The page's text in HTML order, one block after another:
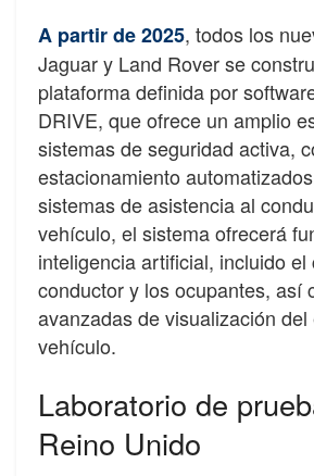
A partir de 2025, todos los
Jaguar y Land Rover se
plataforma definida por
DRIVE, que ofrece un amplio
sistemas de seguridad activa,
estacionamiento
sistemas de asistencia al
vehículo, el sistema ofrecerá
inteligencia artificial, incluido el
conductor y los ocupantes, así
avanzadas de visualización del
vehículo.
Laboratorio de
Reino Unido